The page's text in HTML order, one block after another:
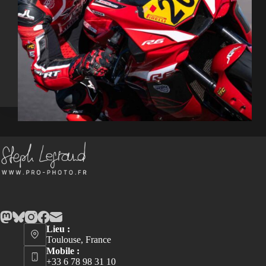
Lieu :
Toulouse, France
Mobile :
+33 6 78 98 31 10